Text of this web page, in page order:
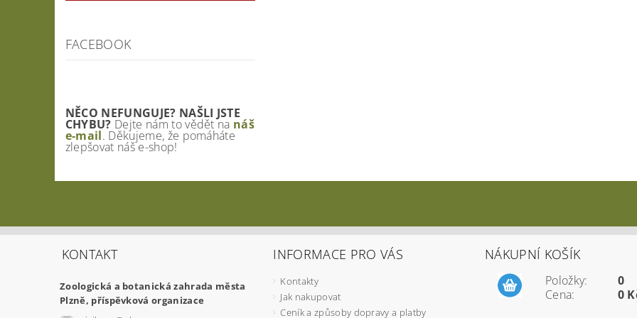
FACEBOOK
NĚCO NEFUNGUJE? NAŠLI JSTE
CHYBU? Dejte nám to vědět na náš
e-mail. Děkujeme, že pomáháte
zlepšovat náš e-shop!
KONTAKT
Zoologická a botanická zahrada města
Plzně, příspěvková organizace
INFORMACE PRO VÁS
Kontakty
Jak nakupovat
Ceník a způsoby dopravy a platby
NÁKUPNÍ KOŠÍK
Položky:
Cena:
0
0